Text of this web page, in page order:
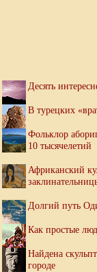
Десять
В турецких
Фольклор
10 тысячелетий
Африканский
Долгий путь
Как простые
Найдена
городе